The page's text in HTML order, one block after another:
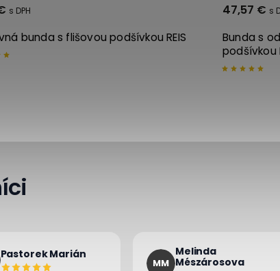
s odnimateľnou kapucňou a flišovou
REIS
€
L.HOLLMAN
56,77 €
Pastorek Marián
MM
Melinda
Mészárosova